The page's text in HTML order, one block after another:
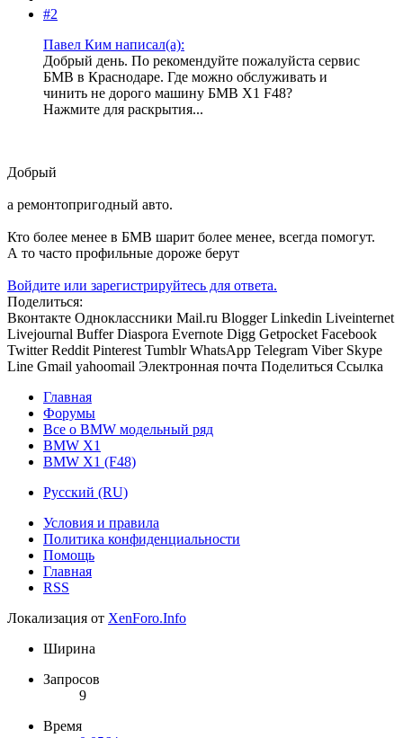
#2
Павел Ким написал(а):
Добрый день. По рекомендуйте пожалуйста сервис
БМВ в Краснодаре. Где можно обслуживать и
чинить не дорого машину БМВ Х1 F48?
Нажмите для раскрытия...
Добрый
а ремонтопригодный авто.
Кто более менее в БМВ шарит более менее, всегда помогут.
А то часто профильные дороже берут
Войдите или зарегистрируйтесь для ответа.
Поделиться:
Вконтакте Одноклассники Mail.ru Blogger Linkedin Liveinternet
Livejournal Buffer Diaspora Evernote Digg Getpocket Facebook
Twitter Reddit Pinterest Tumblr WhatsApp Telegram Viber Skype
Line Gmail yahoomail Электронная почта Поделиться Ссылка
Главная
Форумы
Все о BMW модельный ряд
BMW X1
BMW X1 (F48)
Русский (RU)
Условия и правила
Политика конфиденциальности
Помощь
Главная
RSS
Локализация от XenForo.Info
Ширина
Запросов
9
Время